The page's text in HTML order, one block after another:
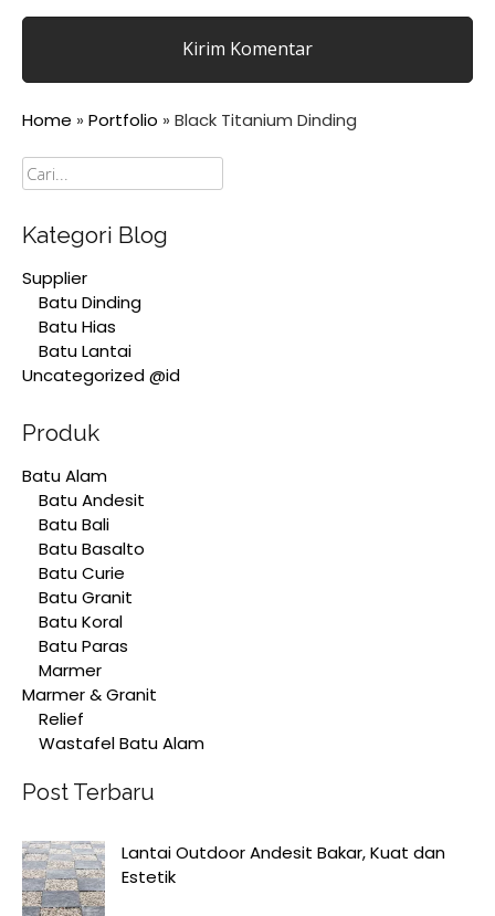
Home » Portfolio » Black Titanium Dinding
Cari
Kategori Blog
Supplier
Batu Dinding
Batu Hias
Batu Lantai
Uncategorized @id
Produk
Batu Alam
Batu Andesit
Batu Bali
Batu Basalto
Batu Curie
Batu Granit
Batu Koral
Batu Paras
Marmer
Marmer & Granit
Relief
Wastafel Batu Alam
Post Terbaru
Lantai Outdoor Andesit Bakar, Kuat dan
Estetik